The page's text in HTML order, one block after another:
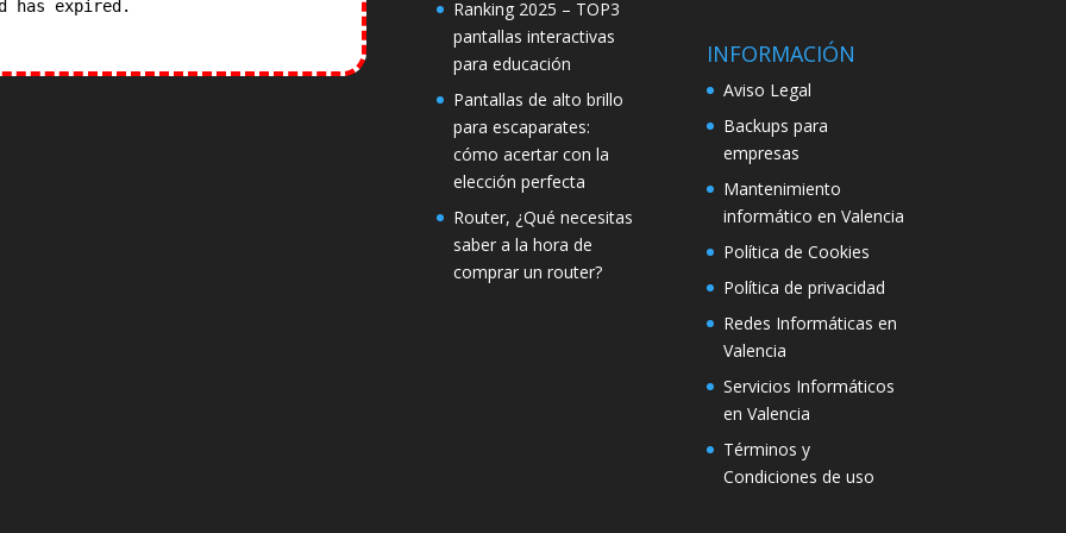
has expired.
Ranking 2025 – TOP3
pantallas interactivas
para educación
Pantallas de alto brillo
para escaparates:
cómo acertar con la
elección perfecta
Router, ¿Qué necesitas
saber a la hora de
comprar un router?
INFORMACIÓN
Aviso Legal
Backups para
empresas
Mantenimiento
informático en Valencia
Política de Cookies
Política de privacidad
Redes Informáticas en
Valencia
Servicios Informáticos
en Valencia
Términos y
Condiciones de uso